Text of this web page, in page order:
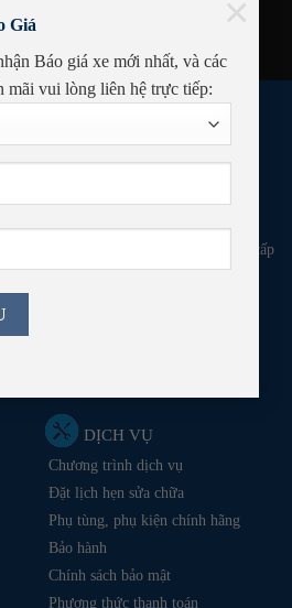
Giá
Báo giá xe mới nhất, và các
mãi vui lòng liên hệ trực tiếp:
×
PHÚ YÊN
Phường Bình Kiến, Tỉnh Đắk Lắk
Sở Kế Hoạch Đầu Tư Tỉnh Phú Yên cấp
DỊCH VỤ
Chương trình dịch vụ
Đặt lịch hẹn sửa chữa
Phụ tùng, phụ kiện chính hãng
Bảo hành
Chính sách bảo mật
Phương thức thanh toán